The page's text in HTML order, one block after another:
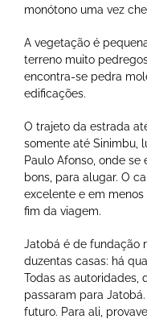
monótono uma vez
A vegetação é
terreno muito
encontra-se pedra
edificações.
O trajeto da estrada
somente até Sinimbu,
Paulo Afonso, onde
bons, para alugar. O
excelente e em
fim da viagem.
Jatobá é de fundação
duzentas casas: há
Todas as autoridades,
passaram para
futuro. Para ali,